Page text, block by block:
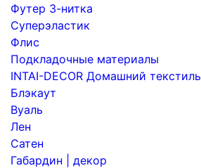
Футер 3-нитка
Суперэластик
Флис
Подкладочные материалы
INTAI-DECOR Домашний текстиль
Блэкаут
Вуаль
Лен
Сатен
Габардин | декор